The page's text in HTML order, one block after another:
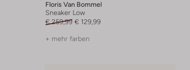
Floris Van Bommel
Sneaker Low
€ 259,99 € 129,99
+ mehr farben